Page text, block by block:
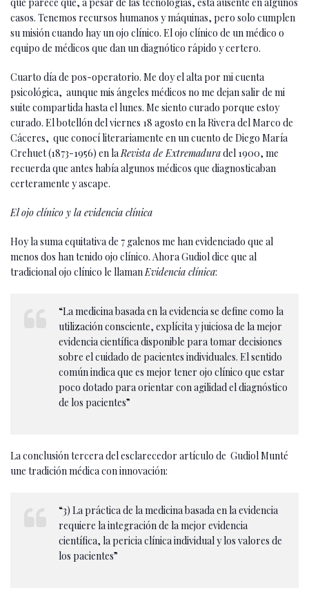
casos. Tenemos recursos humanos y máquinas, pero solo cumplen
su misión cuando hay un ojo clínico. El ojo clínico de un médico o
equipo de médicos que dan un diagnótico rápido y certero.
Cuarto día de pos-operatorio. Me doy el alta por mi cuenta
psicológica, aunque mis ángeles médicos no me dejan salir de mi
suite compartida hasta el lunes. Me siento curado porque estoy
curado. El botellón del viernes 18 agosto en la Rivera del Marco de
Cáceres, que conocí literariamente en un cuento de Diego María
Crehuet (1873-1956) en la Revista de Extremaduradel 1900, me
recuerda que antes había algunos médicos que diagnosticaban
certeramente y ascape.
El ojo clínico y la evidencia clínica
Hoy la suma equitativa de 7 galenos me han evidenciado que al
menos dos han tenido ojo clínico. Ahora Gudiol dice que al
tradicional ojo clínico le llaman Evidencia clínica:
“La medicina basada en la evidencia se define como la
utilización consciente, explícita y juiciosa de la mejor
evidencia científica disponible para tomar decisiones
sobre el cuidado de pacientes individuales. El sentido
común indica que es mejor tener ojo clínico que estar
poco dotado para orientar con agilidad el diagnóstico
de los pacientes”
La conclusión tercera del esclarecedor artículo de Gudiol Munté
une tradición médica con innovación:
“3) La práctica de la medicina basada en la evidencia
requiere la integración de la mejor evidencia
científica, la pericia clínica individual y los valores de
los pacientes”